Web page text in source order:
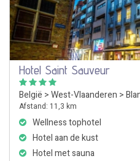
Hotel Saint Sauveur
België >West-Vlaanderen >
Afstand: 11,3 km
Wellness tophotel
Hotel aan de kust
Hotel met sauna